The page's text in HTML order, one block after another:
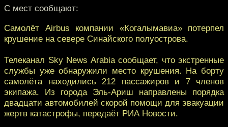
С мест сообщают:
Самолёт Airbus компании «Когалымавиа» потерпел
крушение на севере Синайского полуострова.
Телеканал Sky News Arabia сообщает, что экстренные
службы уже обнаружили место крушения. На борту
самолёта находились 212 пассажиров и 7 членов
экипажа. Из города Эль-Ариш направлены порядка
двадцати автомобилей скорой помощи для эвакуации
жертв катастрофы, передаёт РИА Новости.